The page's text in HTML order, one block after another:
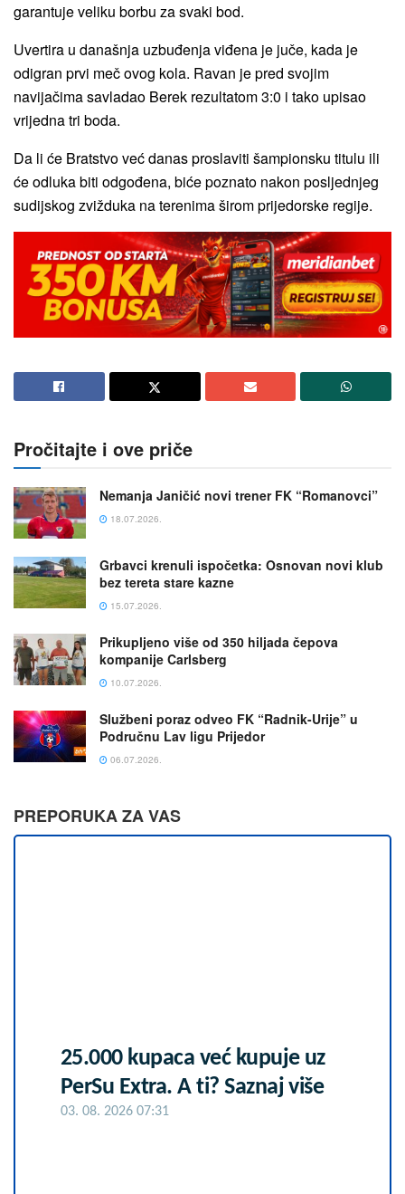
garantuje veliku borbu za svaki bod.
Uvertira u današnja uzbuđenja viđena je juče, kada je
odigran prvi meč ovog kola. Ravan je pred svojim
navijačima savladao Berek rezultatom 3:0 i tako upisao
vrijedna tri boda.
Da li će Bratstvo već danas proslaviti šampionsku titulu ili
će odluka biti odgođena, biće poznato nakon posljednjeg
sudijskog zvižduka na terenima širom prijedorske regije.
Pročitajte i ove priče
Nemanja Janičić novi trener FK “Romanovci”
18.07.2026.
Grbavci krenuli ispočetka: Osnovan novi klub
bez tereta stare kazne
15.07.2026.
Prikupljeno više od 350 hiljada čepova
kompanije Carlsberg
10.07.2026.
Službeni poraz odveo FK “Radnik-Urije” u
Područnu Lav ligu Prijedor
06.07.2026.
PREPORUKA ZA VAS
25.000 kupaca već kupuje uz
PerSu Extra. A ti? Saznaj više
03. 08. 2026 07:31